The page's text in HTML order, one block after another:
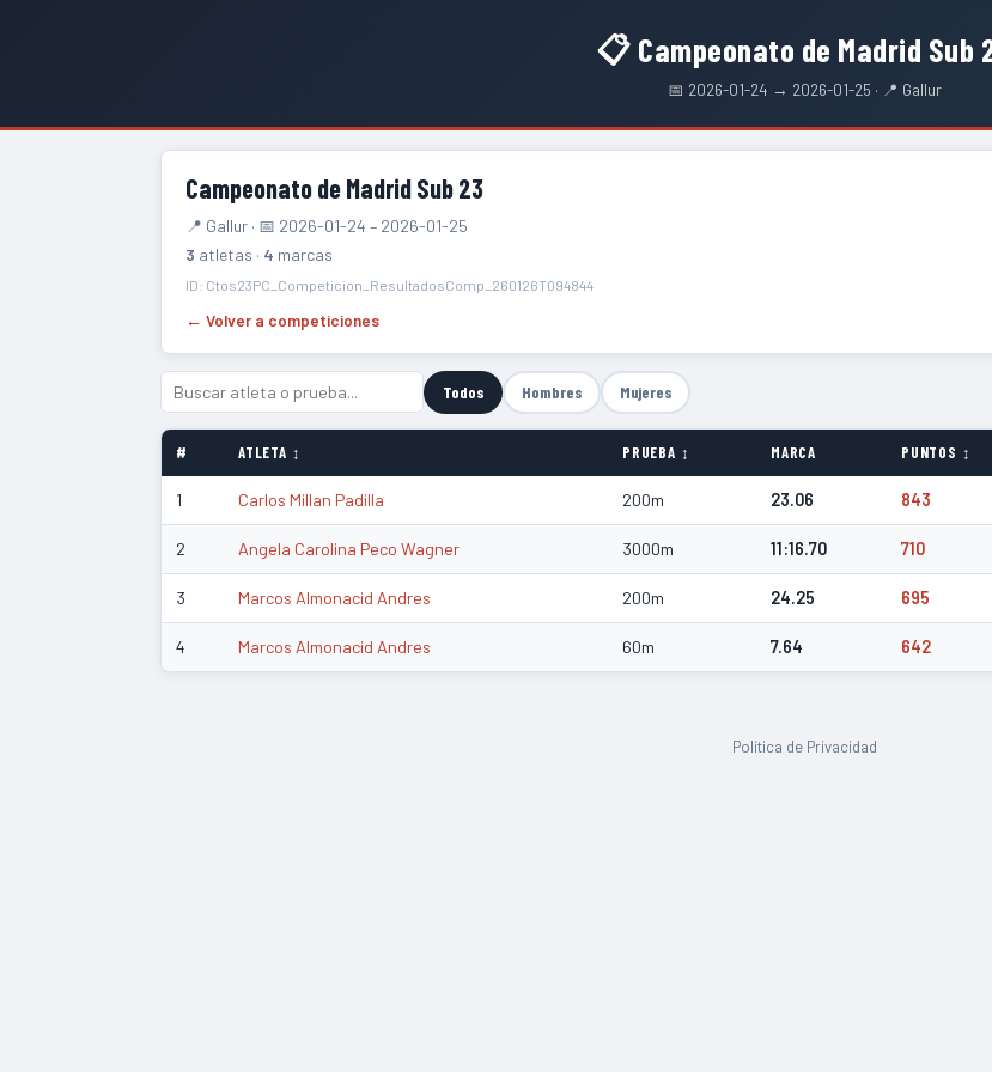
📋 Campeonato de Madrid Sub
📅 2026-01-24 → 2026-01-25 · 📍 Gallur
Campeonato de Madrid Sub 23
📍 Gallur · 📅 2026-01-24 – 2026-01-25
3 atletas · 4 marcas
ID: Ctos23PC_Competicion_ResultadosComp_260126T094844
← Volver a competiciones
Todos Hombres Mujeres
# ATLETA ↕ PRUEBA ↕ MARCA PUNTOS ↕
1 Carlos Millan Padilla 200m 23.06 843
2 Angela Carolina Peco Wagner 3000m 11:16.70 710
3 Marcos Almonacid Andres 200m 24.25 695
4 Marcos Almonacid Andres 60m 7.64 642
Política de Privacidad